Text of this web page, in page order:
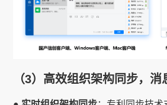
（3）高效组织架构同步，